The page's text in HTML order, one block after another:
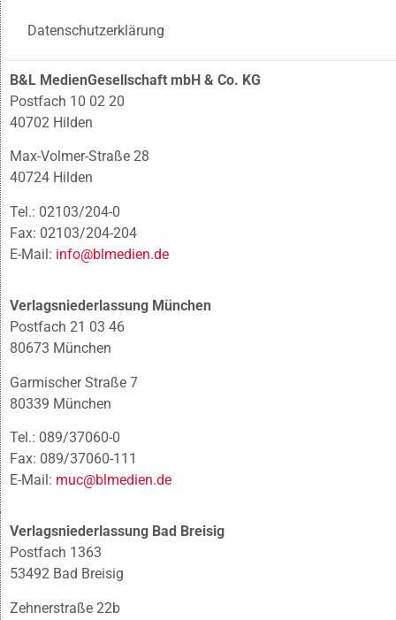
Datenschutzerklärung
B&L MedienGesellschaft mbH & Co. KG
Postfach 10 02 20
40702 Hilden
Max-Volmer-Straße 28
40724 Hilden
Tel.: 02103/204-0
Fax: 02103/204-204
E-Mail: info@blmedien.de
Verlagsniederlassung München
Postfach 21 03 46
80673 München
Garmischer Straße 7
80339 München
Tel.: 089/37060-0
Fax: 089/37060-111
E-Mail: muc@blmedien.de
Verlagsniederlassung Bad Breisig
Postfach 1363
53492 Bad Breisig
Zehnerstraße 22b